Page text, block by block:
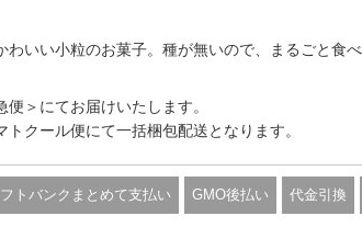
いい小粒のお菓子。種が無いので、まるごと食
＞にてお届けいたします。
クール便にて一括梱包配送となります。
トバンクまとめて支払い GMO後払い 代金引換